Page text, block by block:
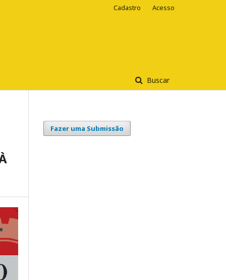
Buscar
Cadastro Acesso
Fazer uma Submissão